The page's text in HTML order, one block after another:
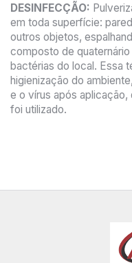
DESINFECÇÃO:
em toda superfície:
outros objetos,
composto de
bactérias do local. Essa
higienização do
e o vírus após
foi utilizado.